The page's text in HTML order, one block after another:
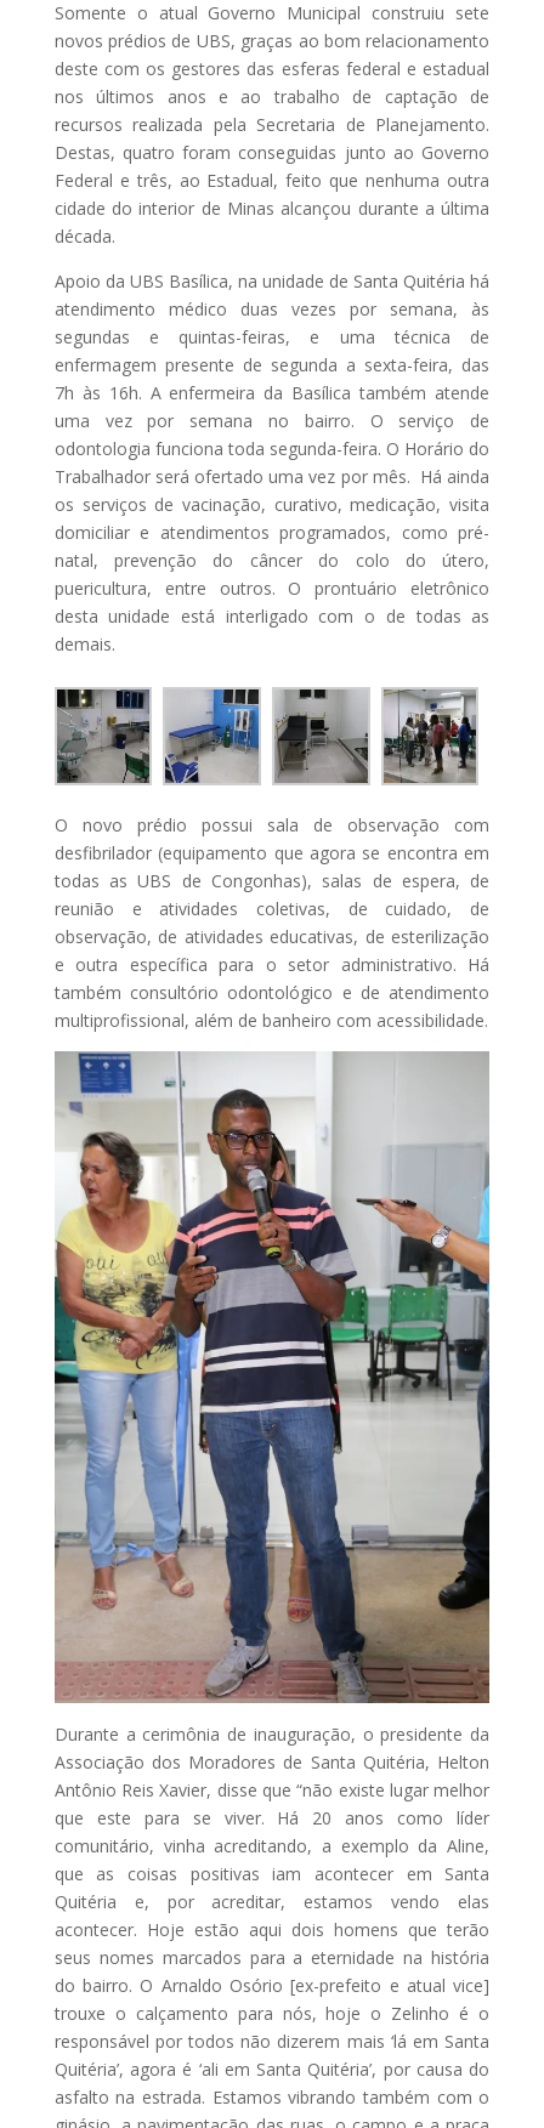
Somente o atual Governo Municipal construiu sete
novos prédios de UBS, graças ao bom relacionamento
deste com os gestores das esferas federal e estadual
nos últimos anos e ao trabalho de captação de
recursos realizada pela Secretaria de Planejamento.
Destas, quatro foram conseguidas junto ao Governo
Federal e três, ao Estadual, feito que nenhuma outra
cidade do interior de Minas alcançou durante a última
década.
Apoio da UBS Basílica, na unidade de Santa Quitéria há
atendimento médico duas vezes por semana, às
segundas e quintas-feiras, e uma técnica de
enfermagem presente de segunda a sexta-feira, das
7h às 16h. A enfermeira da Basílica também atende
uma vez por semana no bairro. O serviço de
odontologia funciona toda segunda-feira. O Horário do
Trabalhador será ofertado uma vez por mês. Há ainda
os serviços de vacinação, curativo, medicação, visita
domiciliar e atendimentos programados, como pré-
natal, prevenção do câncer do colo do útero,
puericultura, entre outros. O prontuário eletrônico
desta unidade está interligado com o de todas as
demais.
O novo prédio possui sala de observação com
desfibrilador (equipamento que agora se encontra em
todas as UBS de Congonhas), salas de espera, de
reunião e atividades coletivas, de cuidado, de
observação, de atividades educativas, de esterilização
e outra específica para o setor administrativo. Há
também consultório odontológico e de atendimento
multiprofissional, além de banheiro com acessibilidade.
Durante a cerimônia de inauguração, o presidente da
Associação dos Moradores de Santa Quitéria, Helton
Antônio Reis Xavier, disse que “não existe lugar melhor
que este para se viver. Há 20 anos como líder
comunitário, vinha acreditando, a exemplo da Aline,
que as coisas positivas iam acontecer em Santa
Quitéria e, por acreditar, estamos vendo elas
acontecer. Hoje estão aqui dois homens que terão
seus nomes marcados para a eternidade na história
do bairro. O Arnaldo Osório [ex-prefeito e atual vice]
trouxe o calçamento para nós, hoje o Zelinho é o
responsável por todos não dizerem mais ‘lá em Santa
Quitéria’, agora é ‘ali em Santa Quitéria’, por causa do
asfalto na estrada. Estamos vibrando também com o